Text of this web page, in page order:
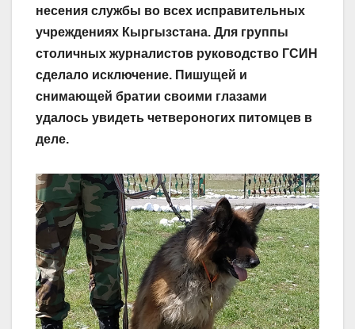
несения службы во всех исправительных
учреждениях Кыргызстана. Для группы
столичных журналистов руководство ГСИН
сделало исключение. Пишущей и
снимающей братии своими глазами
удалось увидеть четвероногих питомцев в
деле.